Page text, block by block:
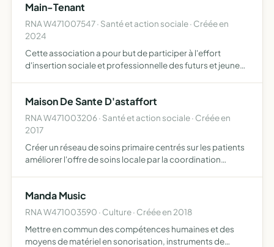
Main-Tenant
RNA W471007547 · Santé et action sociale · Créée en
2024
Cette association a pour but de participer à l'effort
d'insertion sociale et professionnelle des futurs et jeunes
Maison De Sante D'astaffort
RNA W471003206 · Santé et action sociale · Créée en
2017
Créer un réseau de soins primaire centrés sur les patients
améliorer l'offre de soins locale par la coordination
partagé…
Manda Music
RNA W471003590 · Culture · Créée en 2018
Mettre en commun des compétences humaines et des
moyens de matériel en sonorisation, instruments de